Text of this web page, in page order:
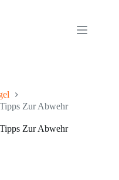
Zur Abwehr
Zur Abwehr